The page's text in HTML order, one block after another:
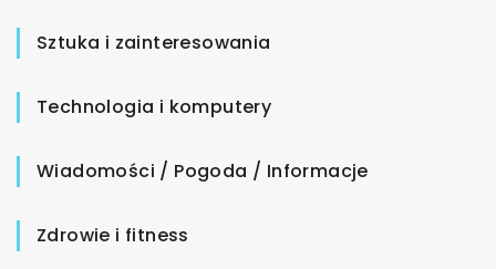
Sztuka i zainteresowania
Technologia i komputery
Wiadomości / Pogoda / Informacje
Zdrowie i fitness